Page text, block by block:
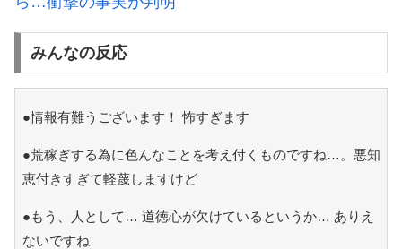
みんなの反応
●情報有難うございます！ 怖すぎます
●荒稼ぎする為に色んなことを考え付くものですね…。悪知
恵付きすぎて軽蔑しますけど
●もう、人として… 道徳心が欠けているというか… ありえ
ないですね